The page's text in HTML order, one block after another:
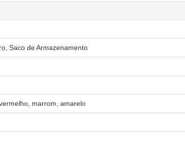
Saco de Armazenamento
marrom, amarelo